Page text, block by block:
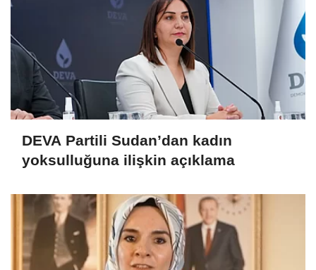
DEVA Partili Sudan’dan kadın
yoksulluğuna ilişkin açıklama